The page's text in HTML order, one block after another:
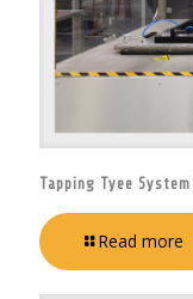
Tapping Tyee
Read more